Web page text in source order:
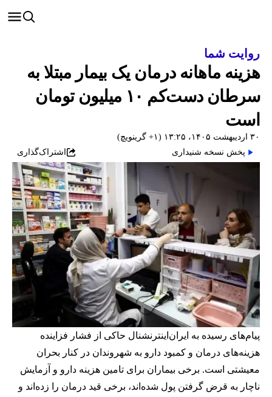
روایت شما
هزینه ماهانه درمان یک بیمار مبتلا به
سرطان دست‌کم ۱۰ میلیون تومان
است
۳۰ اردیبهشت ۱۴۰۵، ۱۳:۲۵ (‎+۱ گرینویچ)
پخش نسخه شنیداری
اشتراک‌گذاری
پیام‌های رسیده به ایران‌اینترنشنال حاکی از فشار فزاینده
هزینه‌های درمان و کمبود دارو به شهروندان در کنار بحران
معیشتی است. برخی بیماران برای تامین هزینه دارو و آزمایش
ناچار به قرض گرفتن پول شده‌اند، برخی قید درمان را زده‌اند و